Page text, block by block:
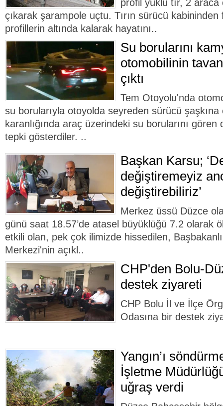
profil yüklü tır, 2
çıkarak şarampole uçtu. Tırın sürücü
profillerin altında kalarak hayatını..
Su borularını
otomobilinin
çıktı
Tem Otoyolu'nda
su borularıyla otoyolda seyreden sürücü
karanlığında araç üzerindeki su borularını
tepki gösterdiler. ..
Başkan Karsu;
değiştiremeyiz
değiştirebiliriz’
Merkez üssü Düzce
günü saat 18.57’de atasel büyüklüğü 7.2 olarak
etkili olan, pek çok ilimizde hissedilen,
Merkezi'nin açıkl..
CHP'den Bolu-
destek ziyareti
CHP Bolu İl ve İlçe
Odasına bir destek
Yangın’ı
İşletme
uğraş verdi